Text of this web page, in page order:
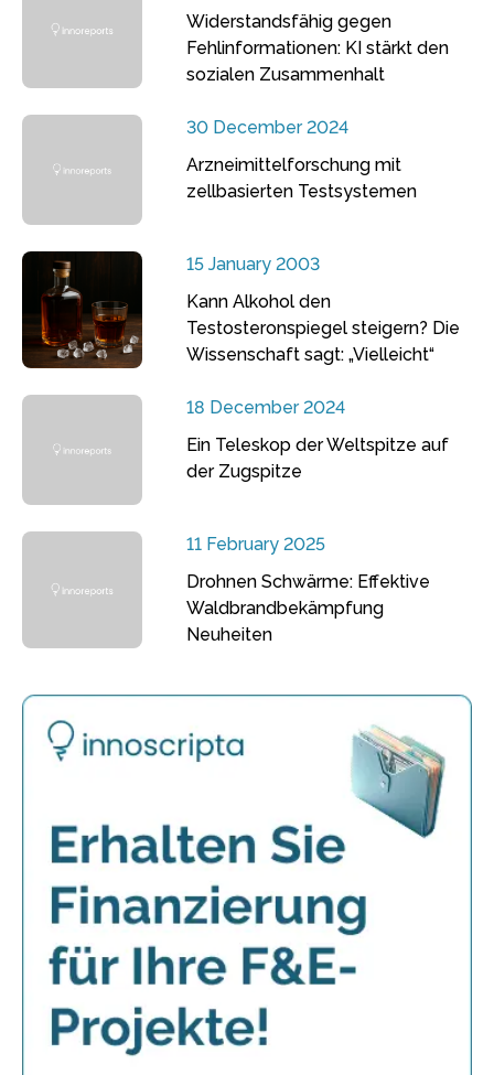
Widerstandsfähig gegen
Fehlinformationen: KI stärkt den
sozialen Zusammenhalt
30 December 2024
Arzneimittelforschung mit
zellbasierten Testsystemen
15 January 2003
Kann Alkohol den
Testosteronspiegel steigern? Die
Wissenschaft sagt: „Vielleicht“
18 December 2024
Ein Teleskop der Weltspitze auf
der Zugspitze
11 February 2025
Drohnen Schwärme: Effektive
Waldbrandbekämpfung
Neuheiten